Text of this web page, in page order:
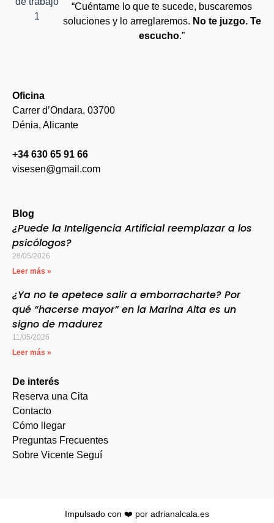
“Cuéntame lo que te sucede, buscaremos
soluciones y lo arreglaremos. No te juzgo. Te
escucho.”
Oficina
Carrer d’Ondara, 03700
Dénia, Alicante
+34 630 65 91 66
visesen@gmail.com
Blog
¿Puede la Inteligencia Artificial reemplazar a los
psicólogos?
28/05/2026
Leer más »
¿Ya no te apetece salir a emborracharte? Por
qué “hacerse mayor” en la Marina Alta es un
signo de madurez
11/05/2026
Leer más »
De interés
Reserva una Cita
Contacto
Cómo llegar
Preguntas Frecuentes
Sobre Vicente Seguí
Impulsado con ❤️ por adrianalcala.es